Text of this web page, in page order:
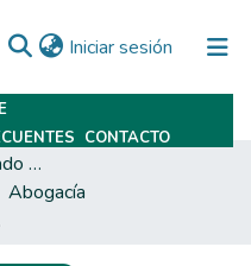
Iniciar sesión (current)
CONTACTO
Trabajos Finales De Grado Y Posgrado
Abogacía